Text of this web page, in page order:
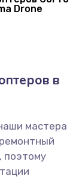
Drone
в
мастера
поэтому